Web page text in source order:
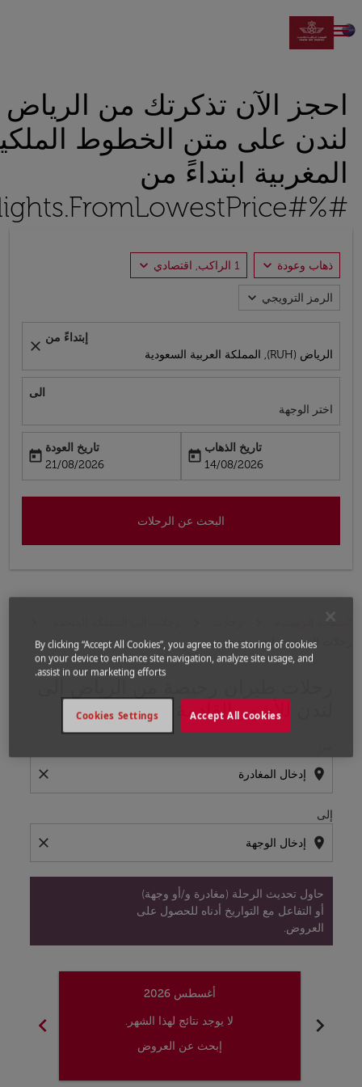

احجز الآن تذكرتك من الرياض
لندن على متن الخطوط
المغربية ابتداءً من
#%#Flights.FromLowestPrice#%#
ذهاب وعودة expand_more 1 الراكب, اقتصادي expand_more
الرمز الترويجي expand_more
إبتداءً من
الرياض (RUH), المملكة العربية السعودية
close
الى
اختر الوجهة
تاريخ الذهاب
fc-booking-departure-date-aria-label
14/08/2026
today
تاريخ العودة
fc-booking-return-date-aria-label
21/08/2026
today
البحث عن الرحلات
الصفحة الرئيسية
رحلات الرياض - لندن
لندن للأشهر القادمة
location_on
close
إلى
location_on
close
حاول تحديث الرحلة (مغادرة و/أو وجهة)
أو التفاعل مع التواريخ أدناه للحصول على
العروض.
chevron_left
أغسطس 2026
لا يوجد نتائج لهذا الشهر.
إبحث عن العروض
chevron_right
By clicking “Accept All Cookies”, you agree to the storing of cookies
on your device to enhance site navigation, analyze site usage, and
assist in our marketing efforts.
Accept All Cookies
Cookies Settings